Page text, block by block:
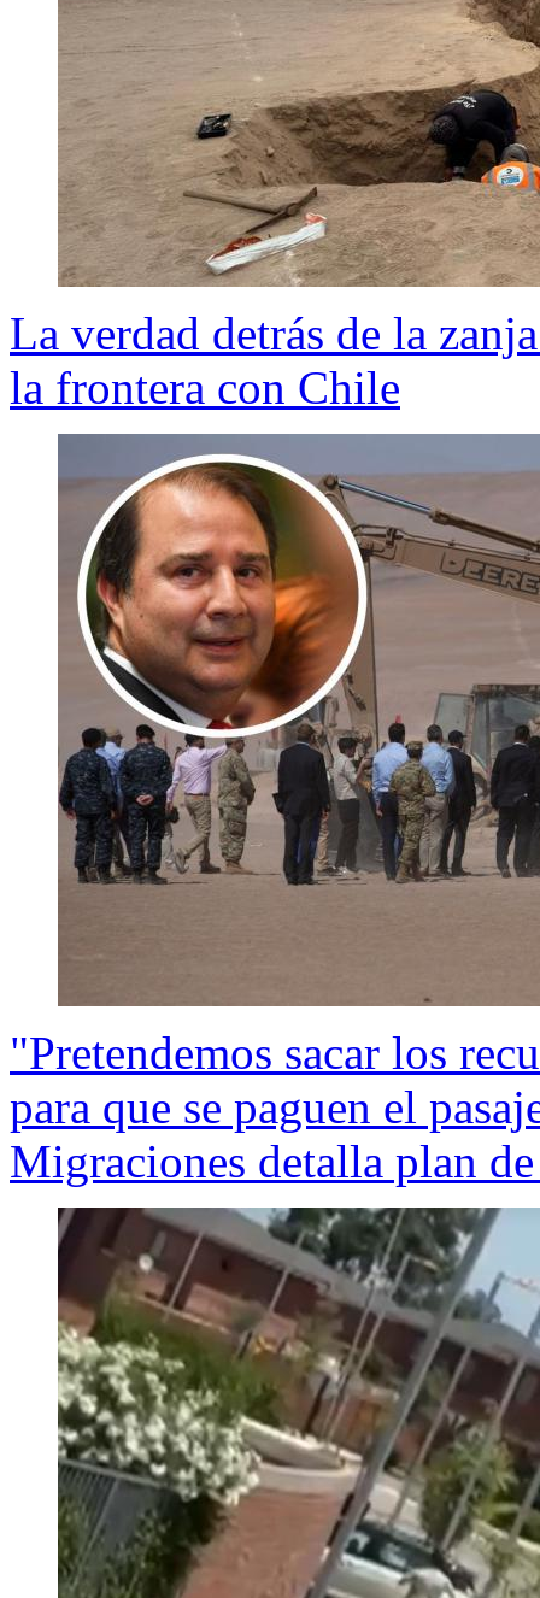
La verdad detrás de la
la frontera con Chile
"Pretendemos sacar los
para que se paguen el
Migraciones detalla plan